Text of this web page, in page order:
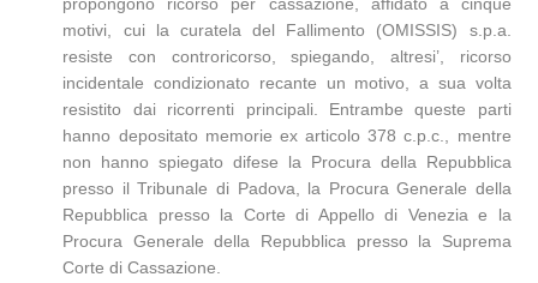
motivi, cui la curatela del Fallimento (OMISSIS) s.p.a.
resiste con controricorso, spiegando, altresi’, ricorso
incidentale condizionato recante un motivo, a sua volta
resistito dai ricorrenti principali. Entrambe queste parti
hanno depositato memorie ex articolo 378 c.p.c., mentre
non hanno spiegato difese la Procura della Repubblica
presso il Tribunale di Padova, la Procura Generale della
Repubblica presso la Corte di Appello di Venezia e la
Procura Generale della Repubblica presso la Suprema
Corte di Cassazione.